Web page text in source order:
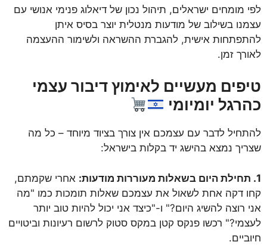
לפי מומחים ישראלים, תיהול נכון של דיאלוג פנימי אנושי עם
עצמנו בשילוב של מודעות מנטלית יוצר בסיס איתן
להתפתחות אישית, להגברת ההשראה ולשימור ההעצמה
לאורך זמן.
טיפים מעשיים לאימוץ דיבור עצמי
כהרגל יומיומי
להתחיל לדבר עם עצמכם אין צורך בציוד מיוחד – כל מה
שצריך נמצא בהישג יד בקלות בישראל:
1. תחילת היום בשאלות מעוררות מודעות:
אחרי שקמתם,
קחו דקה אחת לשאול את עצמכם שאלות תומכות כמו "מה
אני רוצה להשיג היום?" ו-"כיצד אני יכול להיות טוב יותר
לעצמי?" רכשו פנקס קטן במקס סטוק לרשום רעיונות וביטויים
חיוביים.